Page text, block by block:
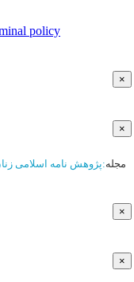
policy
×
×
مجله:پژوهش نامه اسلامی
×
×